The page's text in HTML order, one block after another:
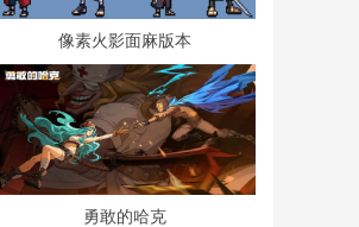
像素火影面麻版本
勇敢的哈克